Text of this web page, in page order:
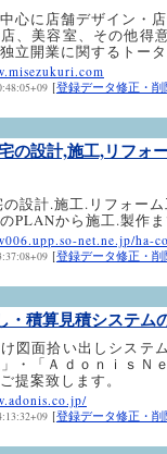
心に店舗デザイン・
、美容室、その他得
立開業に関するトー
[登録データ修正・削
の設計,施工,リフォ
の設計.施工.リフォー
PLANから施工.製作ま
net.ne.jp/ha-
[登録データ修正・削
・積算見積システム
図面拾い出しシステ
・「ＡｄｏｎｉｓＮ
提案致します。
[登録データ修正・削